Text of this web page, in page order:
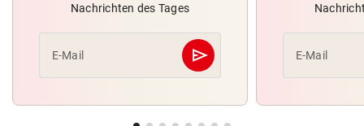
Nachrichten des Tages
E-Mail send
Abschicken E-Mail